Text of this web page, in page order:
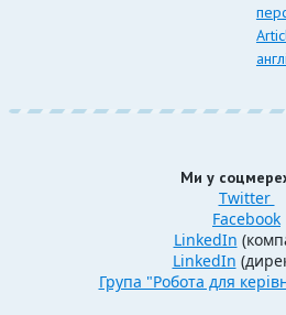
Ми у
Twitter
Facebook
LinkedIn
LinkedIn
Група "Робота для